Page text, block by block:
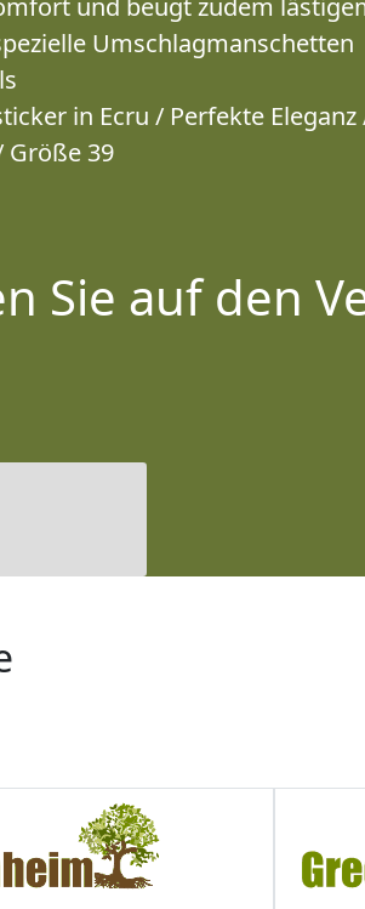
und beugt zudem
Umschlagmanschetten
in Ecru / Perfekte Eleganz
Größe 39
Sie auf den